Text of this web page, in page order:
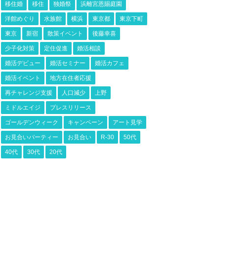
移住婚 移住 独婚祭 浜離宮恩賜庭園
洋館めぐり 水族館 横浜 東京都 東京下町
東京 新宿 散策イベント 後藤幸喜
少子化対策 定住促進 婚活相談
婚活デビュー 婚活セミナー 婚活カフェ
婚活イベント 地方在住者応援
再チャレンジ支援 人口減少 上野
ミドルエイジ プレスリリース
ゴールデンウィーク キャンペーン アート見学
お見合いパーティー お見合い R-30 50代
40代 30代 20代